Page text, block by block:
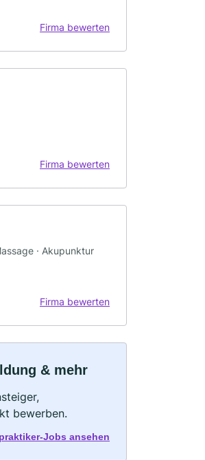
Firma bewerten
Firma bewerten
· Akupunktur
Firma bewerten
& mehr
bewerben.
Jobs ansehen